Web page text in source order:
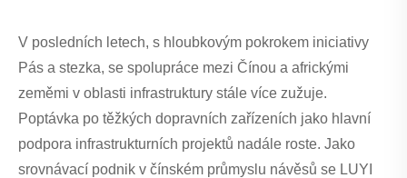
V posledních letech, s hloubkovým pokrokem iniciativy
Pás a stezka, se spolupráce mezi Čínou a africkými
zeměmi v oblasti infrastruktury stále více zužuje.
Poptávka po těžkých dopravních zařízeních jako hlavní
podpora infrastrukturních projektů nadále roste. Jako
srovnávací podnik v čínském průmyslu návěsů se LUYI